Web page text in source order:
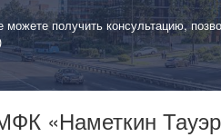
можете получить консультацию,
«Наметкин